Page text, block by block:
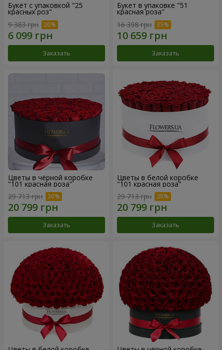
Букет с упаковкой "25
красных роз"
9 383 грн
Заказать
Букет в упаковке "51
красная роза"
16 398 грн
Заказать
Цветы в чёрной коробке
"101 красная роза"
29 713 грн
Заказать
Цветы в белой коробке
"101 красная роза"
29 713 грн
Заказать